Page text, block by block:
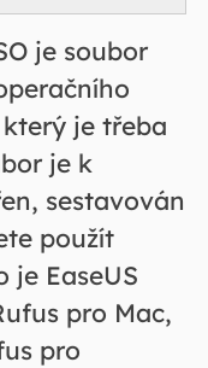
je soubor
je třeba
je k
sestavován
použít
je EaseUS
pro Mac,
pro